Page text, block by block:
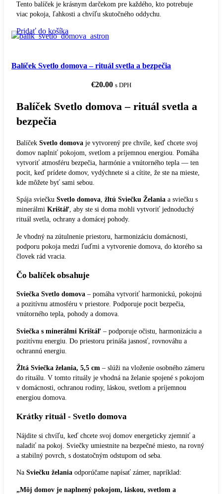
Tento balíček je krásnym darčekom pre každého, kto potrebuje
viac pokoja, ľahkosti a chvíľu skutočného oddychu.
Pridať do košíka
Balíček Svetlo domova – rituál svetla a bezpečia
€20.00 s DPH
Balíček Svetlo domova – rituál svetla a
bezpečia
Balíček Svetlo domova je vytvorený pre chvíle, keď chcete svoj
domov naplniť pokojom, svetlom a príjemnou energiou. Pomáha
vytvoriť atmosféru bezpečia, harmónie a vnútorného tepla — ten
pocit, keď prídete domov, vydýchnete si a cítite, že ste na mieste,
kde môžete byť sami sebou.
Spája sviečku Svetlo domova, žltú Sviečku Želania a sviečku s
minerálmi Krištáľ, aby ste si doma mohli vytvoriť jednoduchý
rituál svetla, ochrany a domácej pohody.
Je vhodný na zútulnenie priestoru, harmonizáciu domácnosti,
podporu pokoja medzi ľuďmi a vytvorenie domova, do ktorého sa
človek rád vracia.
Čo balíček obsahuje
Sviečka Svetlo domova – pomáha vytvoriť harmonickú, pokojnú
a pozitívnu atmosféru v priestore. Podporuje pocit bezpečia,
vnútorného tepla, pohody a domova.
Sviečka s minerálmi Krištáľ – podporuje očistu, harmonizáciu a
pozitívnu energiu. Do priestoru prináša jasnosť, rovnováhu a
ochrannú energiu.
Žltá Sviečka želania, 5,5 cm – slúži na vloženie osobného zámeru
do rituálu. V tomto rituály je vhodná na želanie spojené s pokojom
v domácnosti, ochranou rodiny, láskou, svetlom a príjemnou
energiou domova.
Krátky rituál - Svetlo domova
Nájdite si chvíľu, keď chcete svoj domov energeticky zjemniť a
naladiť na pokoj. Sviečky umiestnite na bezpečné miesto, na rovný
a stabilný povrch, s dostatočným odstupom od seba.
Na Sviečku želania odporúčame napísať zámer, napríklad:
„Môj domov je naplnený pokojom, láskou, svetlom a